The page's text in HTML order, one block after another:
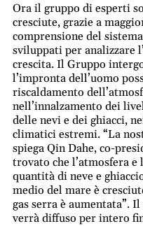
Ora il gruppo di esperti
cresciute, grazie a
comprensione del
sviluppati per analizzare
crescita. Il Gruppo
l’impronta dell’uomo
riscaldamento
nell’innalzamento dei
delle nevi e dei ghiacci,
climatici estremi. “La
spiega Qin Dahe, co-
trovato che l’atmosfera e
quantità di neve e
medio del mare è
gas serra è aumentata”.
verrà diffuso per intero